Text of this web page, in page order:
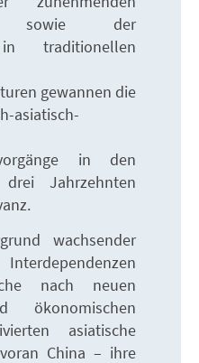
sowie der
traditionellen
gewannen die
asiatisch-
in den
drei Jahrzehnten
wachsender
nach neuen
ökonomischen
asiatische
China – ihre